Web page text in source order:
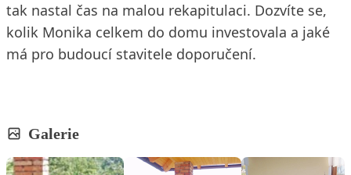
tak nastal čas na malou rekapitulaci. Dozvíte se,
kolik Monika celkem do domu investovala a jaké
má pro budoucí stavitele doporučení.
Galerie